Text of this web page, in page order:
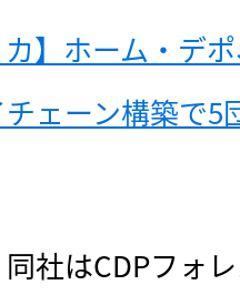
カ】ホーム・デ
ェーン構築で5
社はCDPフォ